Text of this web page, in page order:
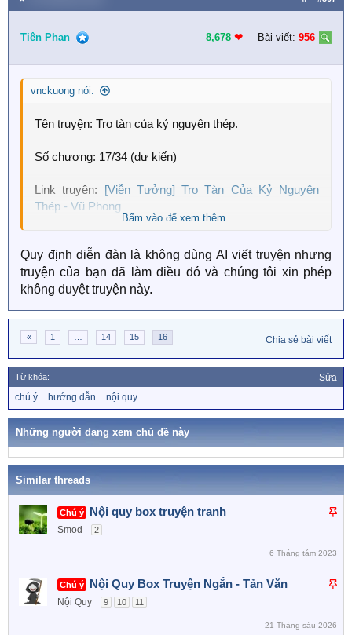
Tiên Phan 8,678 ❤︎ Bài viết: 956
vnckuong nói:
Tên truyện: Tro tàn của kỷ nguyên thép.
Số chương: 17/34 (dự kiến)
Link truyện: [Viễn Tưởng] Tro Tàn Của Kỷ Nguyên
Thép - Vũ Phong
đàn và hoàn thành truyện trong tháng 8/2026.
Bấm vào để xem thêm..
Quy định diễn đàn là không dùng AI viết truyện nhưng
truyện của bạn đã làm điều đó và chúng tôi xin phép
không duyệt truyện này.
« 1 14 15 16 Chia sẻ bài viết
Từ khóa: Sửa
ừ
k
chú ý hướng dẫn nội quy
Những người đang xem chủ đề này
Similar threads
D
ê
Chú ý Nội quy box truyện tranh
Smod 2
6 Tháng tám 2023
D
Chú ý Nội Quy Box Truyện Ngắn - Tản Văn
Nội Quy 9 10 11
21 Tháng sáu 2026